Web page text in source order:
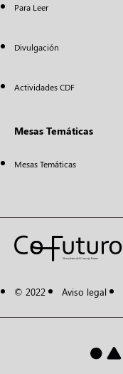
Para Leer
Divulgación
Actividades CDF
Mesas Temáticas
Mesas Temáticas
© 2022 Aviso legal